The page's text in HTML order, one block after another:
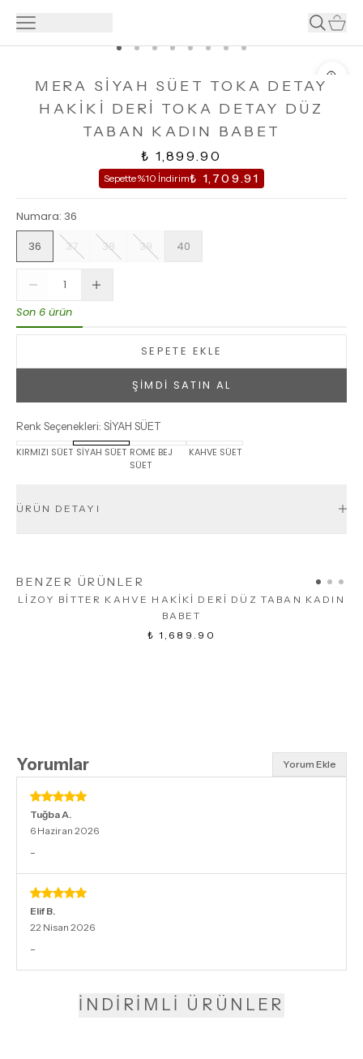
MERA SİYAH SÜET TOKA DETAY
HAKİKİ DERİ TOKA DETAY DÜZ
TABAN KADIN BABET
₺ 1,899.90
Sepette %10 İndirim₺ 1,709.91
Numara: 36
36
37 38 39 40
Son 6 ürün
SEPETE EKLE
ŞİMDİ SATIN AL
Renk Seçenekleri: SİYAH SÜET
KIRMIZI SÜET SİYAH SÜET ROME BEJ
SÜET
KAHVE SÜET
ÜRÜN DETAYI
BENZER ÜRÜNLER
LİZOY BİTTER KAHVE HAKİKİ DERİ DÜZ TABAN KADIN
BABET
₺ 1,689.90
Yorumlar Yorum Ekle
Tuğba A.
6 Haziran 2026
-
Elif B.
22 Nisan 2026
-
İNDİRİMLİ ÜRÜNLER